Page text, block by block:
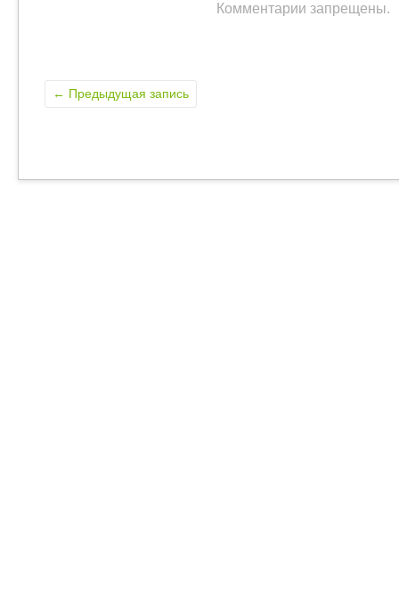
Комментарии запрещены.
← Предыдущая запись